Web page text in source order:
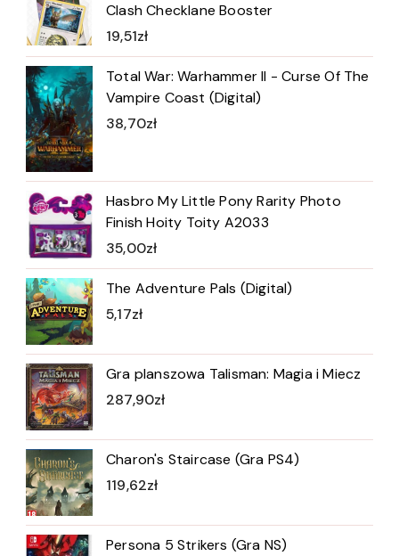
Clash Checklane Booster
19,51zł
Total War: Warhammer II - Curse Of The
Vampire Coast (Digital)
38,70zł
Hasbro My Little Pony Rarity Photo
Finish Hoity Toity A2033
35,00zł
The Adventure Pals (Digital)
5,17zł
Gra planszowa Talisman: Magia i Miecz
287,90zł
Charon's Staircase (Gra PS4)
119,62zł
Persona 5 Strikers (Gra NS)